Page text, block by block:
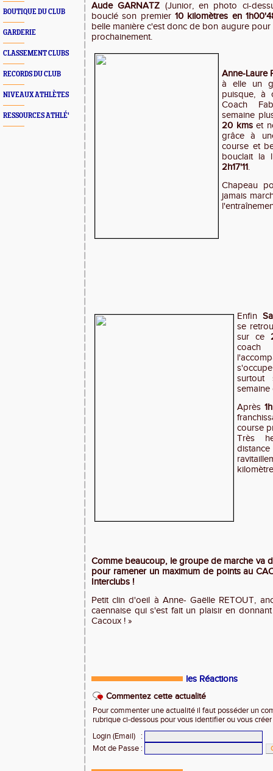
BOUTIQUE DU CLUB
GARDERIE
CLASSEMENT CLUBS
RECORDS DU CLUB
NIVEAUX ATHLÈTES
RESSOURCES ATHLÉ'
Aude GARNATZ (Junior, en photo ci-
bouclé son premier10 kilomètres en
belle manière c'est donc de bon augure
prochainement.
Anne-Laure
à elle un
puisque, à
Coach
semaine
20 kmset
grâce à
course et
bouclait la
2h17'11.
Chapeau
jamais
Enfin
se
sur ce
surtout
semaine
Après
course
Très
distance
Comme beaucoup, le groupe de marche va
pour ramener un maximum de points au
Interclubs !
Petit clin d'oeil à Anne- Gaëlle RETOUT,
caennaise qui s'est fait un plaisir en
Cacoux ! »
les Réactions
Commentez cette actualité
Pour commenter une actualité il faut posséder un
rubrique ci-dessous pour vous identifier ou vous
Login (Email)
:
Mot de Passe :